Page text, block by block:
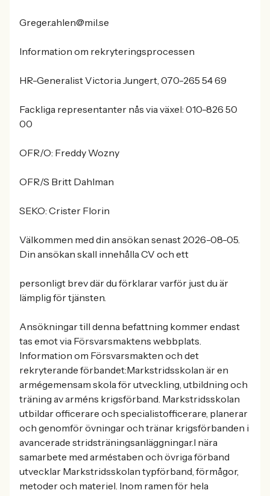
Greger.ahlen@mil.se
Information om rekryteringsprocessen
HR-Generalist Victoria Jungert, 070-265 54 69
Fackliga representanter nås via växel: 010-826 50
00
OFR/O: Freddy Wozny
OFR/S Britt Dahlman
SEKO: Crister Florin
Välkommen med din ansökan senast 2026-08-05.
Din ansökan skall innehålla CV och ett
personligt brev där du förklarar varför just du är
lämplig för tjänsten.
Ansökningar till denna befattning kommer endast
tas emot via Försvarsmaktens webbplats.
Information om Försvarsmakten och det
rekryterande förbandet:Markstridsskolan är en
armégemensam skola för utveckling, utbildning och
träning av arméns krigsförband. Markstridsskolan
utbildar officerare och specialistofficerare, planerar
och genomför övningar och tränar krigsförbanden i
avancerade stridsträningsanläggningar.I nära
samarbete med arméstaben och övriga förband
utvecklar Markstridsskolan typförband, förmågor,
metoder och materiel. Inom ramen för hela